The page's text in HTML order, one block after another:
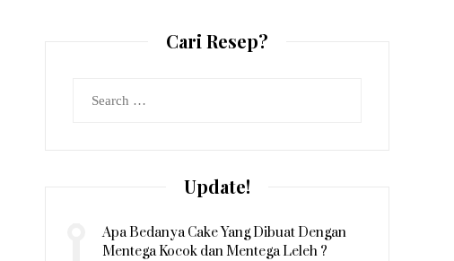
Cari Resep?
Update!
Apa Bedanya Cake Yang Dibuat Dengan
Mentega Kocok dan Mentega Leleh ?